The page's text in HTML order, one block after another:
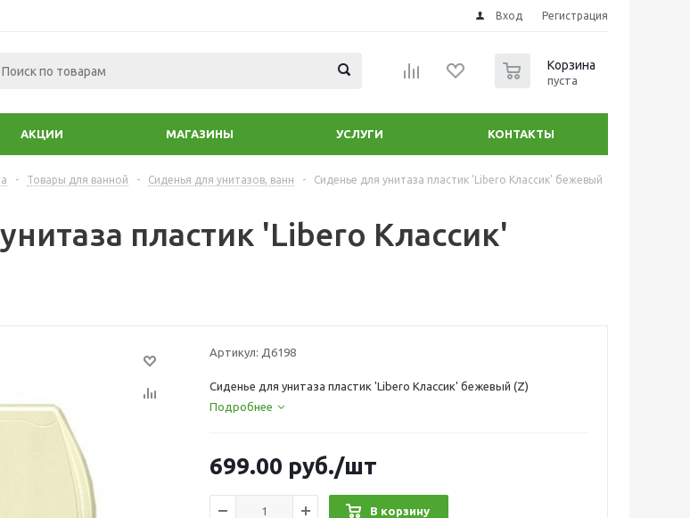
Вход Регистрация
Корзина
пуста
АКЦИИ МАГАЗИНЫ УСЛУГИ КОНТАКТЫ
- Товары для ванной - Сиденья для унитазов, ванн -
Сиденье для унитаза пластик 'Libero Классик' бежевый
пластик 'Libero Классик'
Артикул: Д6198
Сиденье для унитаза пластик 'Libero Классик' бежевый (Z)
Подробнее
699.00 руб./шт
В корзину